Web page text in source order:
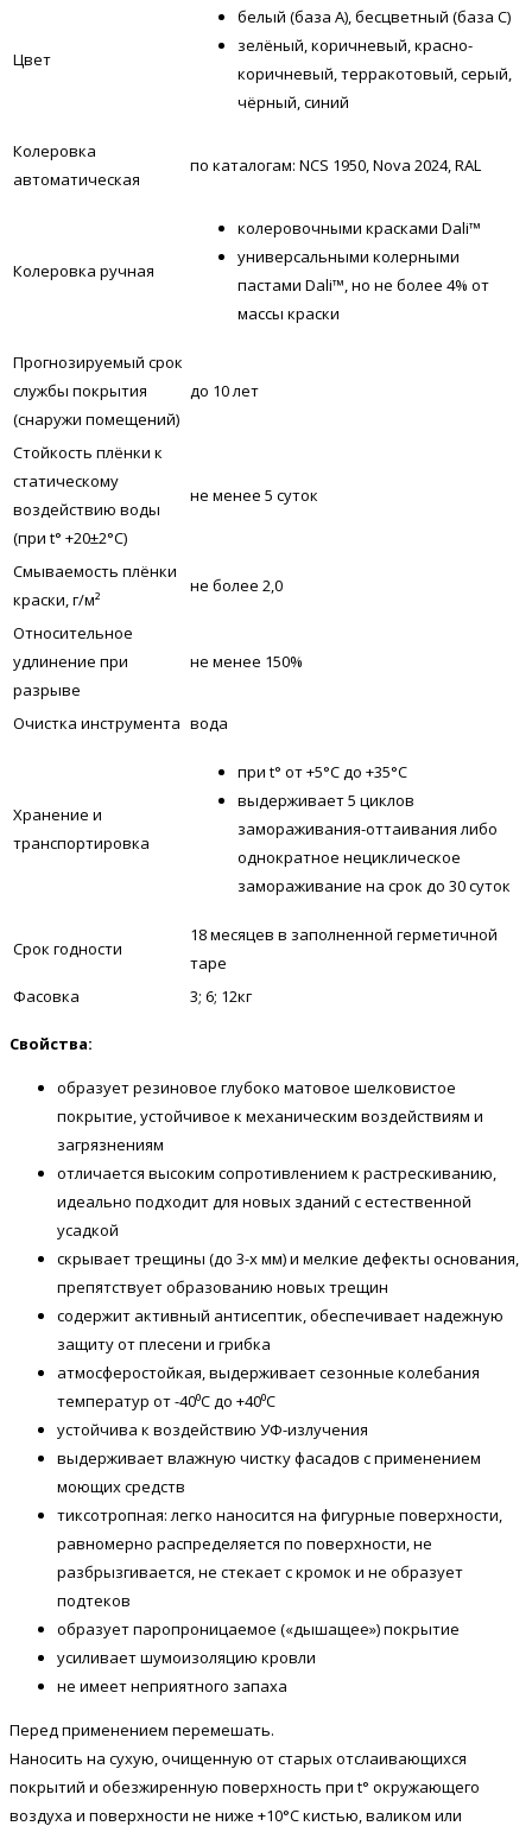
Цвет
белый (база А), бесцветный (база С)
зелёный, коричневый, красно-
коричневый, терракотовый, серый,
чёрный, синий
Колеровка
автоматическая
по каталогам: NCS 1950, Nova 2024, RAL
Колеровка ручная
колеровочными красками Dali™
универсальными колерными
пастами Dali™, но не более 4% от
массы краски
Прогнозируемый cрок
службы покрытия
(снаружи помещений)
до 10 лет
Стойкость плёнки к
статическому
воздействию воды
(при t° +20±2°C)
не менее 5 суток
Смываемость плёнки
краски, г/м²
не более 2,0
Относительное
удлинение при
разрыве
не менее 150%
Очистка инструмента вода
Хранение и
транспортировка
при t° от +5°С до +35°С
выдерживает 5 циклов
замораживания-оттаивания либо
однократное нециклическое
замораживание на срок до 30 суток
Срок годности
18 месяцев в заполненной герметичной
таре
Фасовка
3; 6; 12кг
Свойства:
образует резиновое глубоко матовое шелковистое
покрытие, устойчивое к механическим воздействиям и
загрязнениям
отличается высоким сопротивлением к растрескиванию,
идеально подходит для новых зданий с естественной
усадкой
скрывает трещины (до 3-х мм) и мелкие дефекты основания,
препятствует образованию новых трещин
содержит активный антисептик, обеспечивает надежную
защиту от плесени и грибка
атмосферостойкая, выдерживает сезонные колебания
температур от -40⁰С до +40⁰С
устойчива к воздействию УФ-излучения
выдерживает влажную чистку фасадов с применением
моющих средств
тиксотропная: легко наносится на фигурные поверхности,
равномерно распределяется по поверхности, не
разбрызгивается, не стекает с кромок и не образует
подтеков
образует паропроницаемое («дышащее») покрытие
усиливает шумоизоляцию кровли
не имеет неприятного запаха
Перед применением перемешать.
Наносить на сухую, очищенную от старых отслаивающихся
покрытий и обезжиренную поверхность при t° окружающего
воздуха и поверхности не ниже +10°С кистью, валиком или